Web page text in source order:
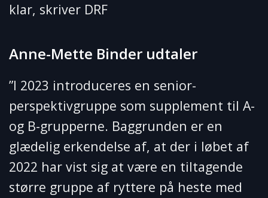
klar, skriver DRF
Anne-Mette Binder udtaler
”I 2023 introduceres en senior-
perspektivgruppe som supplement til A-
og B-grupperne. Baggrunden er en
glædelig erkendelse af, at der i løbet af
2022 har vist sig at være en tiltagende
større gruppe af ryttere på heste med